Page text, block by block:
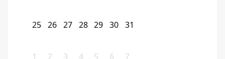
25 26 27 28 29 30 31
1 2 3 4 5 6 7